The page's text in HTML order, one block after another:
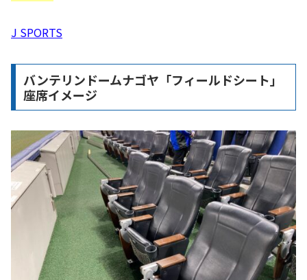
J SPORTS
バンテリンドームナゴヤ「フィールドシート」
座席イメージ